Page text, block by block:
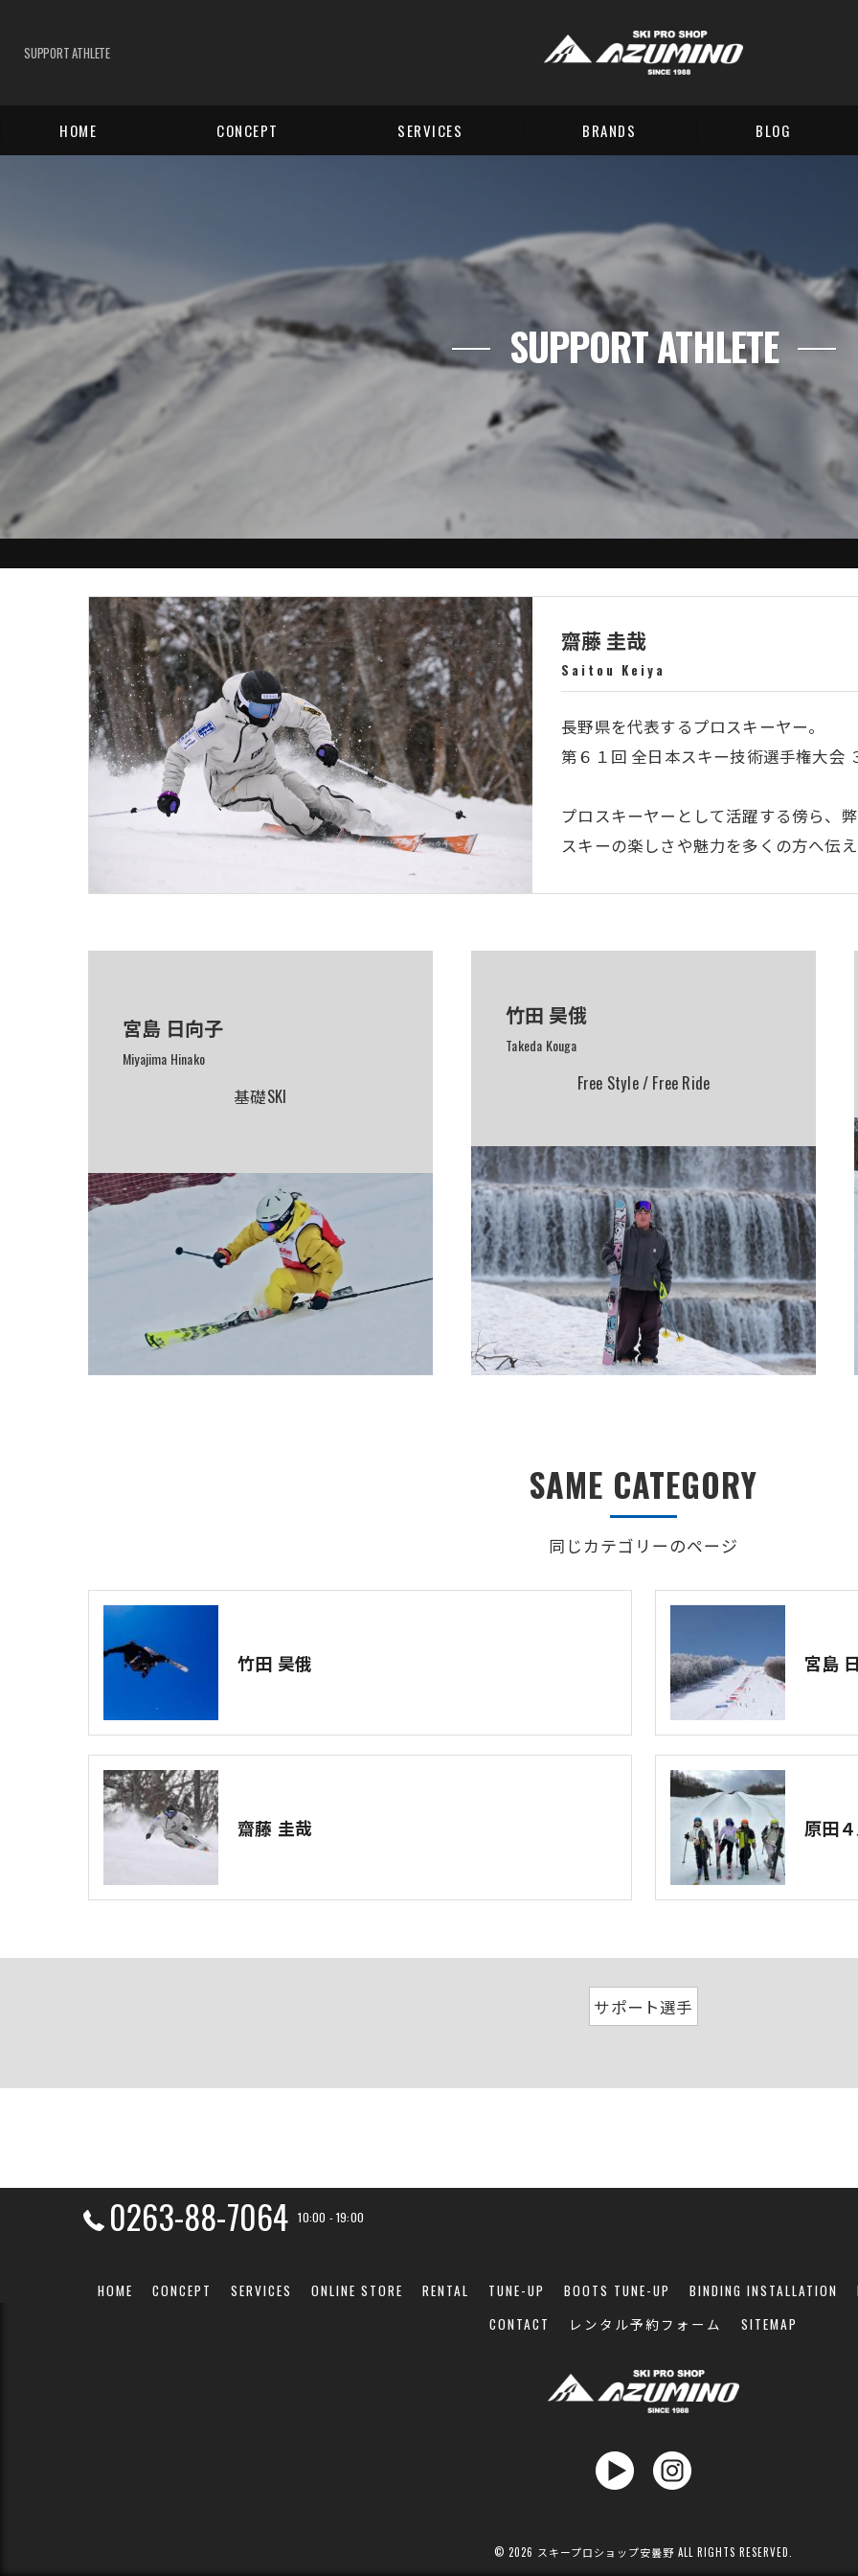
SUPPORT ATHLETE
HOME CONCEPT SERVICES
TUNE-UP
BOOTS TUNE-UP
BRANDS BLOG
SUPPORT ATHLETE
齋藤 圭哉
Saitou Keiya
長野県を代表するプロスキーヤー。
第６１回 全日本スキー技術選手権大会
プロスキーヤーとして活躍する傍ら、
スキーの楽しさや魅力を多くの方へ伝
宮島 日向子
Miyajima Hinako
基礎SKI
竹田 昊俄
Takeda Kouga
Free Style / Free Ride
同じカテゴリーのページ
SAME CATEGORY
竹田 昊俄 宮島
齋藤 圭哉 原田
サポート選手
0263-88-7064 10:00 - 19:00
HOME CONCEPT SERVICES ONLINE STORE RENTAL TUNE-UP BOOTS TUNE-UP BINDING INSTALLATION
CONTACT
レンタル予約フォーム SITEMAP
© 2026 スキープロショップ安曇野 ALL RIGHTS RESERVED.